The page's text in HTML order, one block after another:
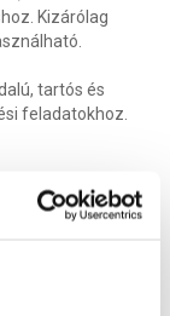
Kizárólag
tartós és
feladatokhoz.